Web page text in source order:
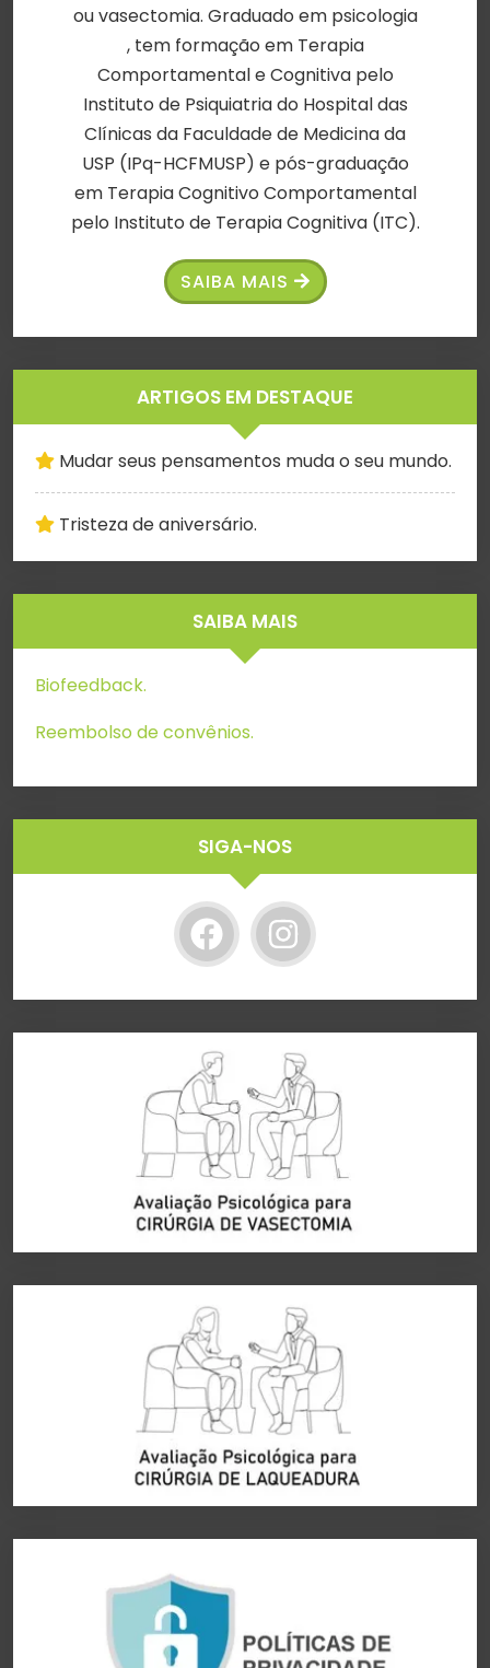
ou vasectomia. Graduado em psicologia
, tem formação em Terapia
Comportamental e Cognitiva pelo
Instituto de Psiquiatria do Hospital das
Clínicas da Faculdade de Medicina da
USP (IPq-HCFMUSP) e pós-graduação
em Terapia Cognitivo Comportamental
pelo Instituto de Terapia Cognitiva (ITC).
SAIBA MAIS
ARTIGOS EM DESTAQUE
Mudar seus pensamentos muda o seu mundo.
Tristeza de aniversário.
SAIBA MAIS
Biofeedback.
Reembolso de convênios.
SIGA-NOS